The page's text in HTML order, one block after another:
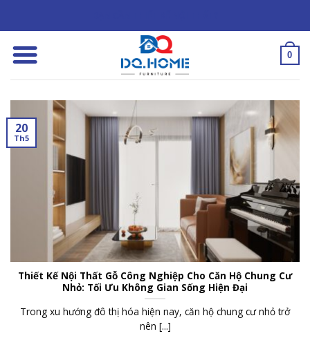
0
Thiết Kế Nội Thất Gỗ Công Nghiệp Cho Căn Hộ Chung Cư
Nhỏ: Tối Ưu Không Gian Sống Hiện Đại
Trong xu hướng đô thị hóa hiện nay, căn hộ chung cư nhỏ trở
nên [...]
20
Th5